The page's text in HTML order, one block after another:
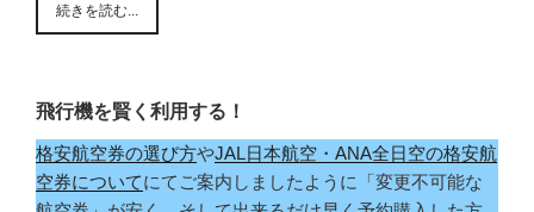
続きを読む...
飛行機を賢く利用する！
格安航空券の選び方やJAL日本航空・ANA全日空の格安航
空券についてにてご案内しましたように「変更不可能な